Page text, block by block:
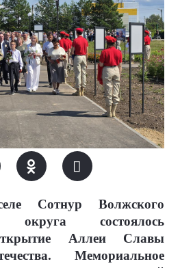
Сотнур Волжского
округа состоялось
Аллеи Славы
Мемориальное